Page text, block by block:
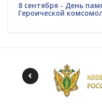
8 сентября - День
Героической